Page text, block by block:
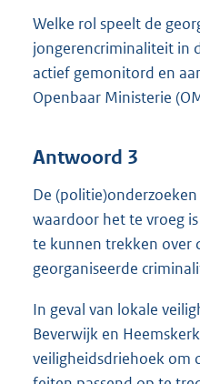
Welke rol speelt de
jongerencriminaliteit in
actief gemonitord en
Openbaar Ministerie
Antwoord 3
De
waardoor het te vroeg
te kunnen trekken over
georganiseerde
In geval van lokale
Beverwijk en
veiligheidsdriehoek om